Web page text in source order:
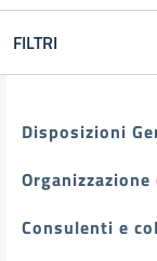
FILTRI
Filtri
Disposizioni
Organizzazione
Consulenti e